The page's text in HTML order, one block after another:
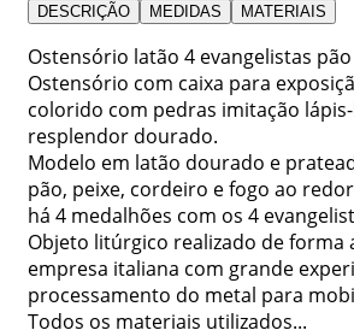
DESCRIÇÃO MEDIDAS MATERIAIS
Ostensório latão 4 evangelistas
Ostensório com caixa para
colorido com pedras imitação
resplendor dourado.
Modelo em latão dourado e
pão, peixe, cordeiro e fogo ao
há 4 medalhões com os 4
Objeto litúrgico realizado de forma
empresa italiana com grande
processamento do metal para
Todos os materiais utilizados...